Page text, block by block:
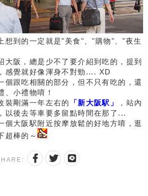
想到的一定就是"美食"、"購物"、"夜生
大阪，總是少不了要介紹到吃的，提到
感覺就好像渾身不對勁.... XD
個跟吃相關的部分，但不只有吃的，還
、小禮物唷！
裝剛滿一年左右的
「新大阪駅」
，站內
以後去等車要多留點時間在那了...
個大阪駅附近按摩放鬆的好地方唷，逛
超棒的～